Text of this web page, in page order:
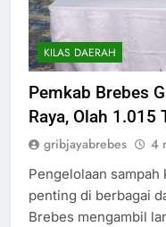
KILAS DAERAH
Pemkab Brebes
Raya, Olah
gribjayabrebes 4
Pengelolaan
penting di berbagai
Brebes mengambil